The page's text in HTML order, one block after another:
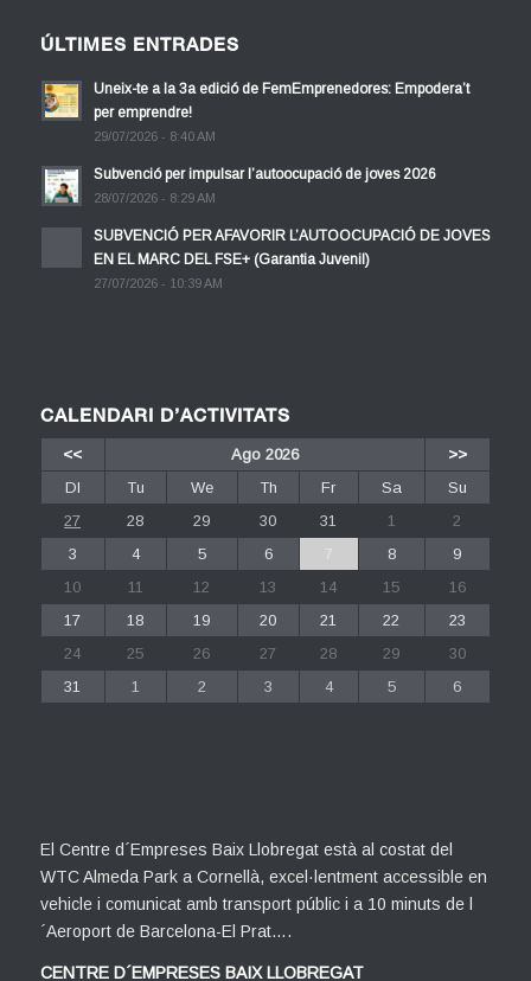
ÚLTIMES ENTRADES
Uneix-te a la 3a edició de FemEmprenedores: Empodera’t
per emprendre!
29/07/2026 - 8:40 AM
Subvenció per impulsar l’autoocupació de joves 2026
28/07/2026 - 8:29 AM
SUBVENCIÓ PER AFAVORIR L’AUTOOCUPACIÓ DE JOVES
EN EL MARC DEL FSE+ (Garantia Juvenil)
27/07/2026 - 10:39 AM
CALENDARI D’ACTIVITATS
<< Ago 2026
>>
Dl
Tu We Th Fr Sa
Su
27
28 29 30 31 1
2
3
4 5 6 7 8
9
10
11 12 13 14 15
16
17
18 19 20 21 22
23
24
25 26 27 28 29
30
31
1 2 3 4 5 6
El Centre d´Empreses Baix Llobregat està al costat del
WTC Almeda Park a Cornellà, excel·lentment accessible en
vehicle i comunicat amb transport públic i a 10 minuts de l
´Aeroport de Barcelona-El Prat….
CENTRE D´EMPRESES BAIX LLOBREGAT